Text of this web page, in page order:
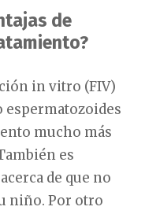
de
in vitro (FIV)
espermatozoides
mucho más
es
de que no
niño. Por otro